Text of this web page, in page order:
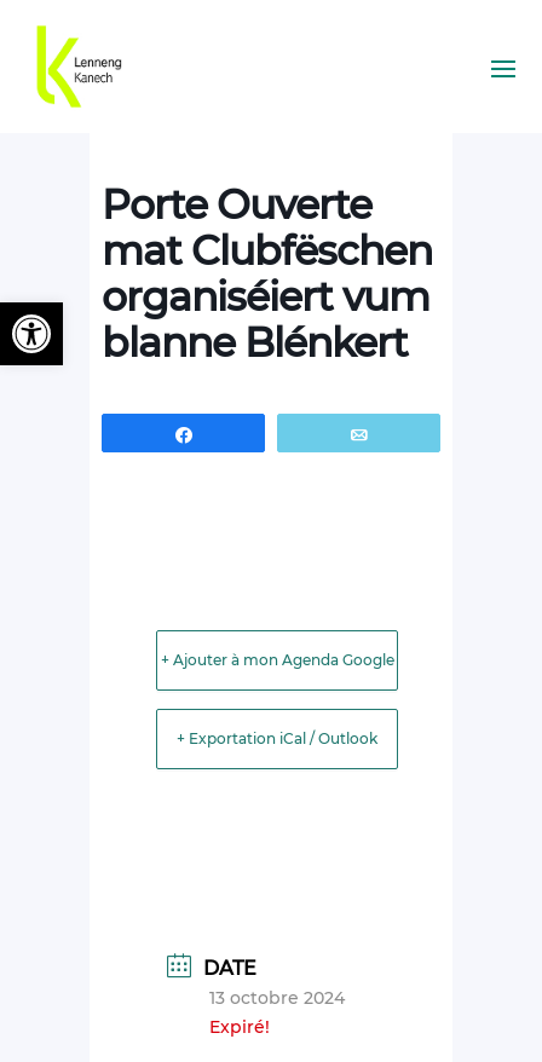
Porte Ouverte
mat Clubfëschen
organiséiert vum
blanne Blénkert
+ Ajouter à mon Agenda Google
+ Exportation iCal / Outlook
DATE
13 octobre 2024
Expiré!
Ouvrir la barre d’outils